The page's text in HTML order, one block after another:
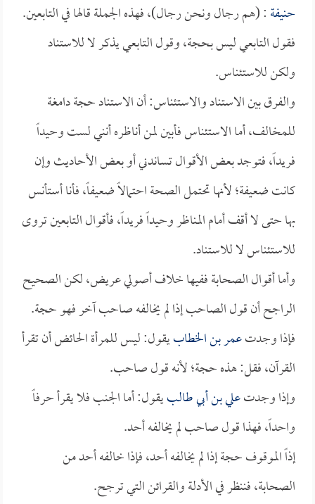
حنيفة: (هم رجال ونحن رجال)، فهذه الجملة قالها في التابعين.
فقول التابعي ليس بحجة، وقول التابعي يذكر لا للاستناد
ولكن للاستئناس.
والفرق بين الاستناد والاستئناس: أن الاستناد حجة دامغة
للمخالف، أما الاستئناس فأبين لمن أناظره أنني لست وحيداً
فريداً، فتوجد بعض الأقوال تساندني أو بعض الأحاديث وإن
كانت ضعيفة؛ لأنها تحتمل الصحة احتمالاً ضعيفاً، فأنا أستأنس
بها حتى لا أقف أمام المناظر وحيداً فريداً، فأقوال التابعين تروى
للاستئناس لا للاستناد.
وأما أقوال الصحابة ففيها خلاف أصولي عريض، لكن الصحيح
الراجح أن قول الصاحب إذا لم يخالفه صاحب آخر فهو حجة.
فإذا وجدتعمر بن الخطابيقول: ليس للمرأة الحائض أن تقرأ
القرآن، فقل: هذه حجة؛ لأنه قول صاحب.
وإذا وجدتعلي بن أبي طالبيقول: أما الجنب فلا يقرأ حرفاً
واحداً، فهذا قول صاحب لم يخالفه أحد.
إذاً الموقوف حجة إذا لم يخالفه أحد، فإذا خالفه أحد من
الصحابة، فننظر في الأدلة والقرائن التي ترجح.